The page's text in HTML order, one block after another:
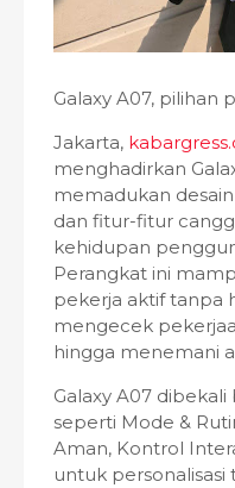
Galaxy A07, pilihan
Jakarta,
menghadirkan
memadukan
dan fitur-fitur
kehidupan
Perangkat ini
pekerja aktif tanpa
mengecek
hingga menemani
Galaxy A07
seperti Mode &
Aman, Kontrol
untuk personalisasi